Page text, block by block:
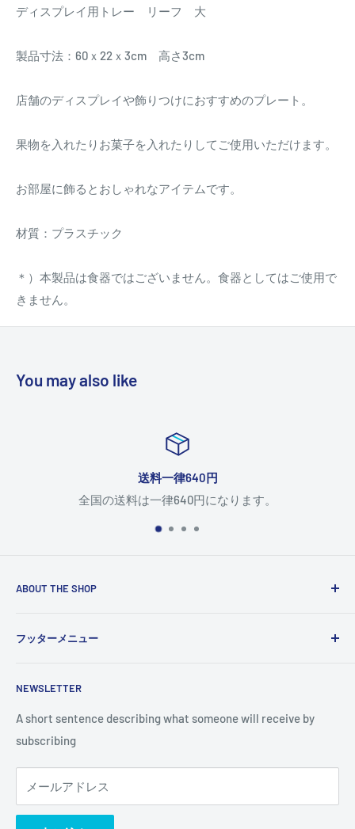
ディスプレイ用トレー リーフ 大
製品寸法：60ｘ22ｘ3cm 高さ3cm
店舗のディスプレイや飾りつけにおすすめのプレート。
果物を入れたりお菓子を入れたりしてご使用いただけます。
お部屋に飾るとおしゃれなアイテムです。
材質：プラスチック
＊）本製品は食器ではございません。食器としてはご使用で
きません。
You may also like
送料一律640円
全国の送料は一律640円になります。
ABOUT THE SHOP
and vision. You can change it in the theme settings.
フッターメニュー
NEWSLETTER
A short sentence describing what someone will receive by
subscribing
メールアドレス